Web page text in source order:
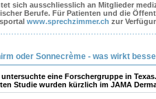
sich ausschliesslich an Mitglieder
Berufe. Für Patienten und die
www.sprechzimmer.ch zur
oder Sonnecrème - was wirkt
untersuchte eine Forschergruppe in
Studie wurden kürzlich im JAMA